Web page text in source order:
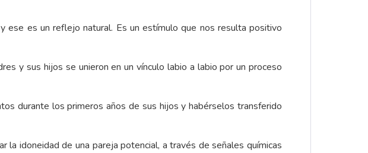
ese es un reflejo natural. Es un estímulo que nos resulta positivo
y sus hijos se unieron en un vínculo labio a labio por un proceso
durante los primeros años de sus hijos y habérselos transferido
idoneidad de una pareja potencial, a través de señales químicas